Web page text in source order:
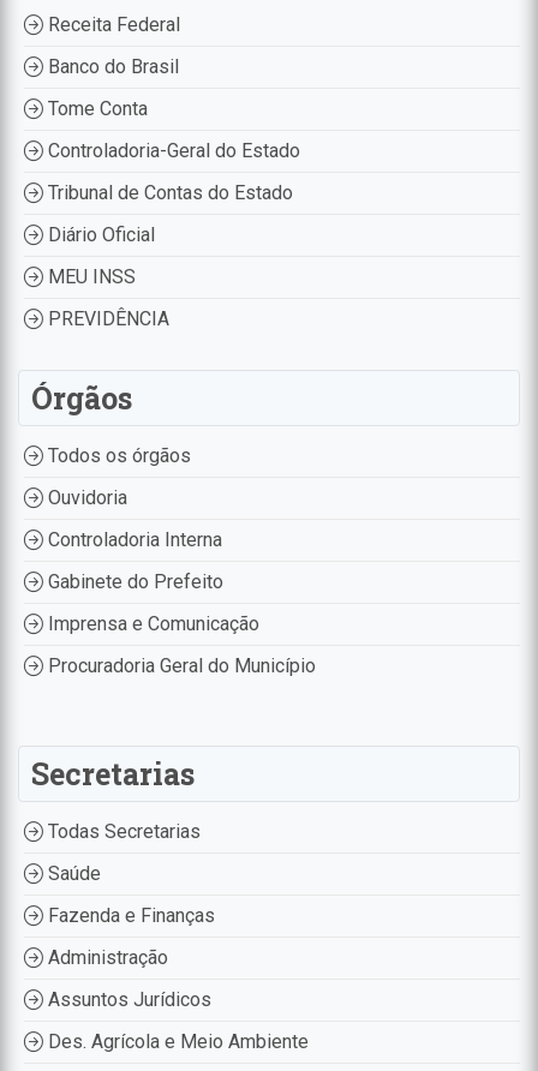
Receita Federal
Banco do Brasil
Tome Conta
Controladoria-Geral do Estado
Tribunal de Contas do Estado
Diário Oficial
MEU INSS
PREVIDÊNCIA
Órgãos
Todos os órgãos
Ouvidoria
Controladoria Interna
Gabinete do Prefeito
Imprensa e Comunicação
Procuradoria Geral do Município
Secretarias
Todas Secretarias
Saúde
Fazenda e Finanças
Administração
Assuntos Jurídicos
Des. Agrícola e Meio Ambiente